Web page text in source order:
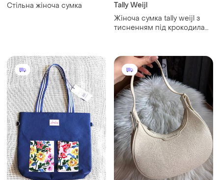
Стільна жіноча сумка
Tally Weijl
Жіноча сумка tally weijl з
тисненням під крокодила